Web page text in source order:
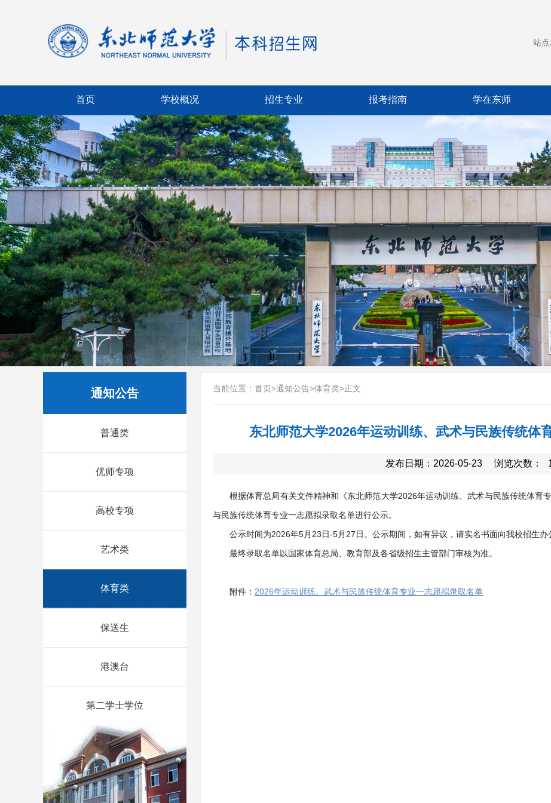
站点
首页 学校概况 招生专业 报考指南 学在东师
通知公告
普通类
优师专项
高校专项
艺术类
体育类
保送生
港澳台
第二学士学位
当前位置： 首页>通知公告>体育类>正文
东北师范大学2026年运动训练、武术与民族传统体
发布日期：2026-05-23 浏览次数：
根据体育总局有关文件精神和《东北师范大学2026年运动训练、武术与民族传统体育
与民族传统体育专业一志愿拟录取名单进行公示。
公示时间为2026年5月23日-5月27日。公示期间，如有异议，请实名书面向我校招生办
最终录取名单以国家体育总局、教育部及各省级招生主管部门审核为准。
附件： 2026年运动训练、武术与民族传统体育专业一志愿拟录取名单